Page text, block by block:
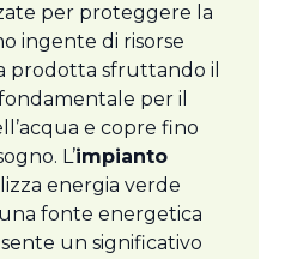
per proteggere la
ingente di risorse
prodotta sfruttando il
per il
e copre fino
L’impianto
energia verde
fonte energetica
un significativo